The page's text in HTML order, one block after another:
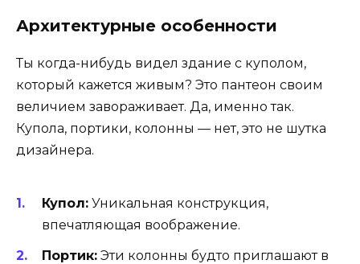
Архитектурные особенности
Ты когда-нибудь видел здание с куполом,
который кажется живым? Это пантеон своим
величием завораживает. Да, именно так.
Купола, портики, колонны — нет, это не шутка
дизайнера.
Купол: Уникальная конструкция,
впечатляющая воображение.
Портик: Эти колонны будто приглашают в